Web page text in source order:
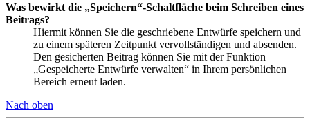
Was bewirkt die „Speichern“-Schaltfläche beim Schreiben eines
Beitrags?
Hiermit können Sie die geschriebene Entwürfe speichern und
zu einem späteren Zeitpunkt vervollständigen und absenden.
Den gesicherten Beitrag können Sie mit der Funktion
„Gespeicherte Entwürfe verwalten“ in Ihrem persönlichen
Bereich erneut laden.
Nach oben